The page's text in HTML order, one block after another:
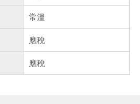
常溫
應稅
應稅